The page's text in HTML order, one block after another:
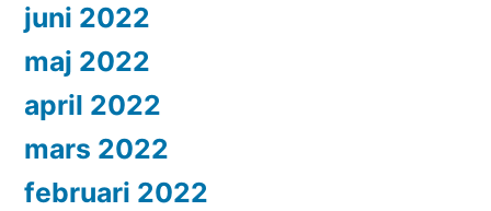
juni 2022
maj 2022
april 2022
mars 2022
februari 2022